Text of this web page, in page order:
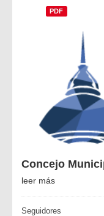
PDF
Concejo
leer más
Seguidores